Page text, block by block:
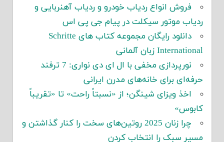
فروش انواع ردیاب خودرو و ردیاب آهنربایی و
ردیاب موتور سیکلت در پیام جی پی اس
دانلود رایگان مجموعه کتاب های Schritte
International زبان آلمانی
نورپردازی مخفی با ال ای دی نواری: 7 ترفند
حرفه‌ای برای خانه‌های مدرن ایرانی
اخذ ویزای شینگن؛ از «نسبتاً راحت» تا «تقریباً
کابوس»
چرا زنان 2025 روتین‌های سخت را کنار گذاشتن و
مسیر سبک را انتخاب کردن